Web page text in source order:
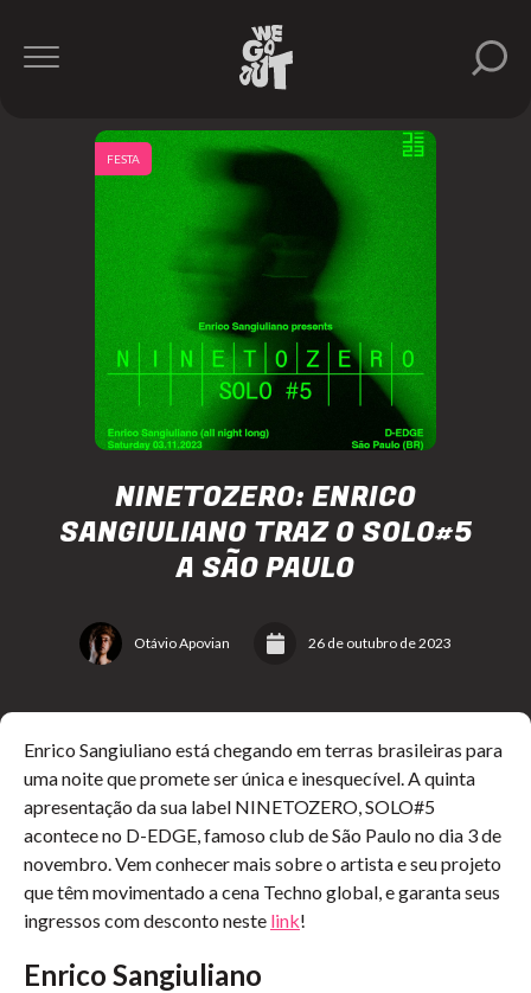
NINETOZERO: ENRICO
SANGIULIANO TRAZ O SOLO#5
A SÃO PAULO
Otávio Apovian 26 de outubro de 2023
FESTA
Enrico Sangiuliano está chegando em terras brasileiras para
uma noite que promete ser única e inesquecível. A quinta
apresentação da sua label NINETOZERO, SOLO#5
acontece no D-EDGE, famoso club de São Paulo no dia 3 de
novembro. Vem conhecer mais sobre o artista e seu projeto
que têm movimentado a cena Techno global, e garanta seus
ingressos com desconto neste link!
Enrico Sangiuliano